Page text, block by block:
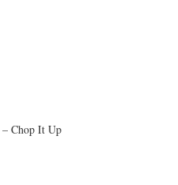
– Chop It Up